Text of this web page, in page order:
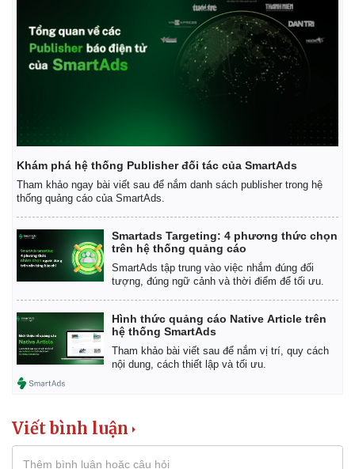
Khám phá hệ thống Publisher đối tác của SmartAds
Tham khảo ngay bài viết sau để nắm danh sách publisher trong hệ
thống quảng cáo của SmartAds.
Smartads Targeting: 4 phương thức chọn
trên hệ thống quảng cáo
SmartAds tập trung vào việc nhắm đúng đối
tượng, đúng ngữ cảnh và thời điểm để tối ưu.
Hình thức quảng cáo Native Article trên
hệ thống SmartAds
Tham khảo bài viết sau để nắm vị trí, quy cách
nội dung, cách thiết lập và tối ưu.
Viết bình luận